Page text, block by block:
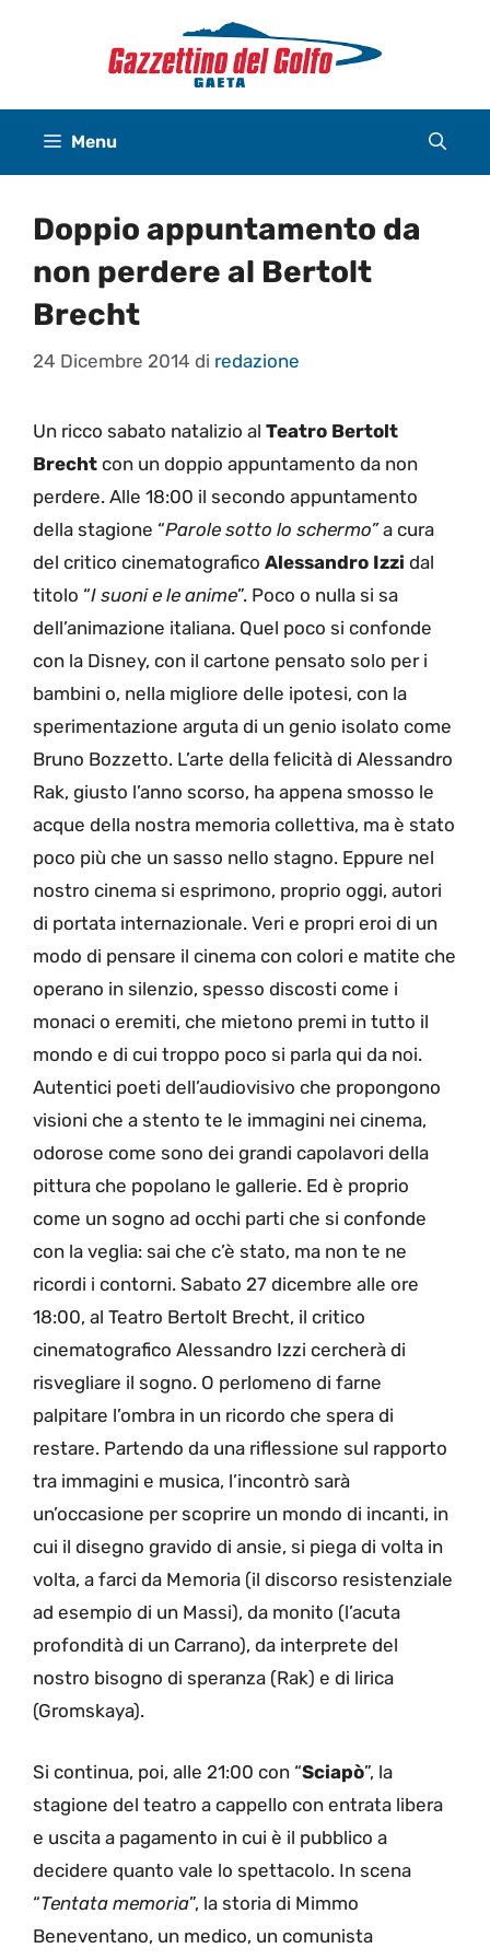
Menu
Doppio appuntamento da
non perdere al Bertolt
Brecht
24 Dicembre 2014 di redazione
Un ricco sabato natalizio al Teatro Bertolt
Brecht con un doppio appuntamento da non
perdere. Alle 18:00 il secondo appuntamento
della stagione “Parole sotto lo schermo”a cura
del critico cinematografico Alessandro Izzi dal
titolo “I suoni e le anime”. Poco o nulla si sa
dell’animazione italiana. Quel poco si confonde
con la Disney, con il cartone pensato solo per i
bambini o, nella migliore delle ipotesi, con la
sperimentazione arguta di un genio isolato come
Bruno Bozzetto. L’arte della felicità di Alessandro
Rak, giusto l’anno scorso, ha appena smosso le
acque della nostra memoria collettiva, ma è stato
poco più che un sasso nello stagno. Eppure nel
nostro cinema si esprimono, proprio oggi, autori
di portata internazionale. Veri e propri eroi di un
modo di pensare il cinema con colori e matite che
operano in silenzio, spesso discosti come i
monaci o eremiti, che mietono premi in tutto il
mondo e di cui troppo poco si parla qui da noi.
Autentici poeti dell’audiovisivo che propongono
visioni che a stento te le immagini nei cinema,
odorose come sono dei grandi capolavori della
pittura che popolano le gallerie. Ed è proprio
come un sogno ad occhi parti che si confonde
con la veglia: sai che c’è stato, ma non te ne
ricordi i contorni. Sabato 27 dicembre alle ore
18:00, al Teatro Bertolt Brecht, il critico
cinematografico Alessandro Izzi cercherà di
risvegliare il sogno. O perlomeno di farne
palpitare l’ombra in un ricordo che spera di
restare. Partendo da una riflessione sul rapporto
tra immagini e musica, l’incontrò sarà
un’occasione per scoprire un mondo di incanti, in
cui il disegno gravido di ansie, si piega di volta in
volta, a farci da Memoria (il discorso resistenziale
ad esempio di un Massi), da monito (l’acuta
profondità di un Carrano), da interprete del
nostro bisogno di speranza (Rak) e di lirica
(Gromskaya).
Si continua, poi, alle 21:00 con “Sciapò”, la
stagione del teatro a cappello con entrata libera
e uscita a pagamento in cui è il pubblico a
decidere quanto vale lo spettacolo. In scena
“Tentata memoria”, la storia di Mimmo
Beneventano, un medico, un comunista